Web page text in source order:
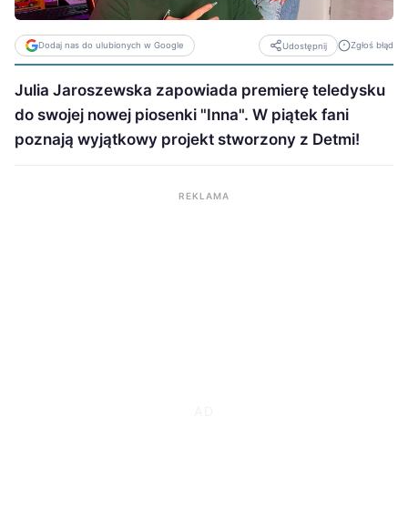
Dodaj nas do ulubionych w Google Udostępnij Zgłoś błąd
Julia Jaroszewska zapowiada premierę teledysku
do swojej nowej piosenki "Inna". W piątek fani
poznają wyjątkowy projekt stworzony z Detmi!
REKLAMA